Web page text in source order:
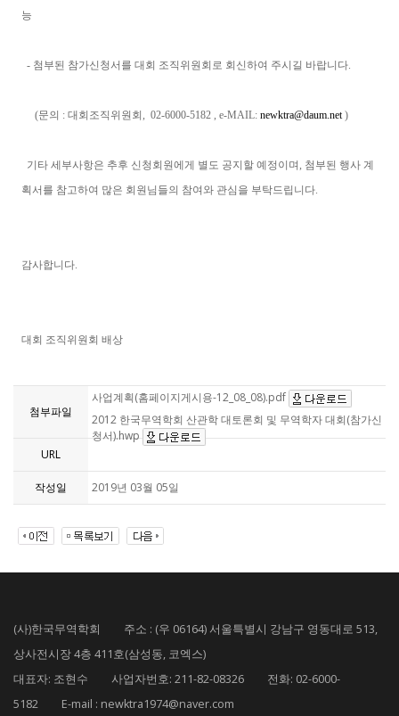
능
- 첨부된 참가신청서를 대회 조직위원회로 회신하여 주시길 바랍니다.
(문의 : 대회조직위원회, 02-6000-5182 , e-MAIL: newktra@daum.net)
기타 세부사항은 추후 신청회원에게 별도 공지할 예정이며, 첨부된 행사 계
획서를 참고하여 많은 회원님들의 참여와 관심을 부탁드립니다.
감사합니다.
대회 조직위원회 배상
첨부파일
사업계획(홈페이지게시용-12_08_08).pdf
2012 한국무역학회 산관학 대토론회 및 무역학자 대회(참가신
청서).hwp
URL
작성일 2019년 03월 05일
(사)한국무역학회 주소 : (우 06164) 서울특별시 강남구 영동대로 513,
상사전시장 4층 411호(삼성동, 코엑스)
대표자: 조현수 사업자번호: 211-82-08326 전화: 02-6000-
5182 E-mail : newktra1974@naver.com